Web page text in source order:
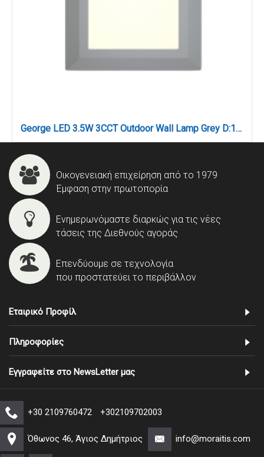
George LED 3.5W 3CCT Outdoor Wall Lamp Grey D:12.4cmx12.4cm(80201530)
Οικογενειακή επιχείρηση από το 1979
Έμφαση στην πρωτοπορία
Ενημερωνόμαστε διαρκώς για τις νέες
τάσεις της Διεθνούς αγοράς
Επενδύουμε σε τεχνολογία
που προστατεύει το περιβάλλον
Εταιρικό Προφίλ
Πληροφορίες
Εγγραφείτε στο NewsLetter μας
+30 2109760472 +302109702003
Όθωνος 46, Άγιος Δημήτριος info@moraitis.com